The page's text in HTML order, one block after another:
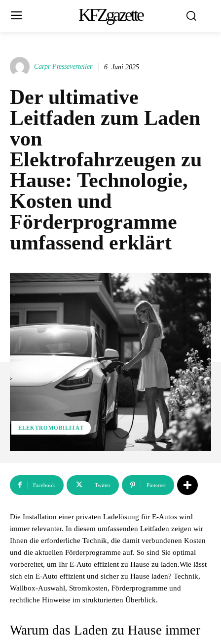
KFZgazette
Carpr Presseverteiler 6. Juni 2025
Der ultimative
Leitfaden zum Laden
von
Elektrofahrzeugen zu
Hause: Technologie,
Kosten und
Förderprogramme
umfassend erklärt
ELEKTROMOBILITÄT
Facebook Twitter Pinterest
Die Installation einer privaten Ladelösung für E-Autos wird
immer relevanter. In diesem umfassenden Leitfaden zeigen wir
Ihnen die erforderliche Technik, die damit verbundenen Kosten
und die aktuellen Förderprogramme auf. So sind Sie optimal
vorbereitet, um Ihr E-Auto effizient zu Hause zu laden.Wie lässt
sich ein E-Auto effizient und sicher zu Hause laden? Technik,
Wallbox-Auswahl, Stromkosten, Förderprogramme und
rechtliche Hinweise im strukturierten Überblick.
Warum das Laden zu Hause immer